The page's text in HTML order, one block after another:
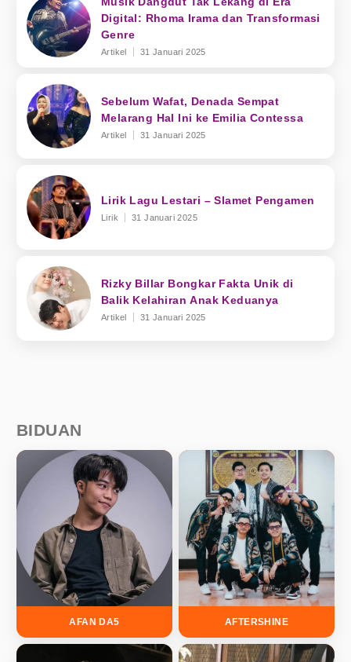
Digital: Rhoma Irama dan Transformasi
Genre
Artikel 31 Januari 2025
Sebelum Wafat, Denada Sempat
Melarang Hal Ini ke Emilia Contessa
Artikel 31 Januari 2025
Lirik Lagu Lestari – Slamet Pengamen
Lirik 31 Januari 2025
Rizky Billar Bongkar Fakta Unik di
Balik Kelahiran Anak Keduanya
Artikel 31 Januari 2025
BIDUAN
AFAN DA5 AFTERSHINE